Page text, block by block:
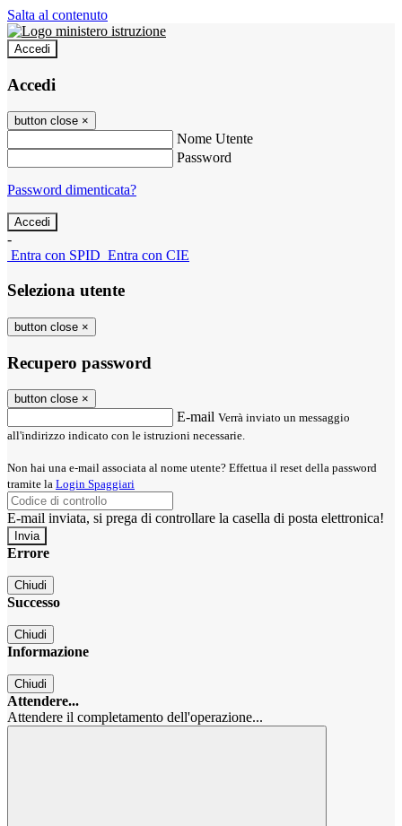
Salta al contenuto
Accedi
Accedi
button close ×
Nome Utente
Password
Password dimenticata?
-
Entra con SPID Entra con CIE
Seleziona utente
button close ×
Recupero password
button close ×
E-mail Verrà inviato un messaggio
all'indirizzo indicato con le istruzioni necessarie.
Non hai una e-mail associata al nome utente? Effettua il reset della password
tramite la Login Spaggiari
E-mail inviata, si prega di controllare la casella di posta elettronica!
Errore
Chiudi
Successo
Chiudi
Informazione
Chiudi
Attendere...
Attendere il completamento dell'operazione...